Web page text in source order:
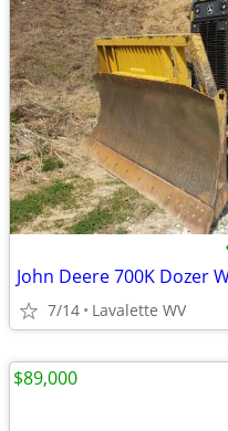
John Deere 700K Dozer
7/14 Lavalette WV
$89,000